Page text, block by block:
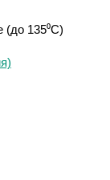
(до 135⁰С)